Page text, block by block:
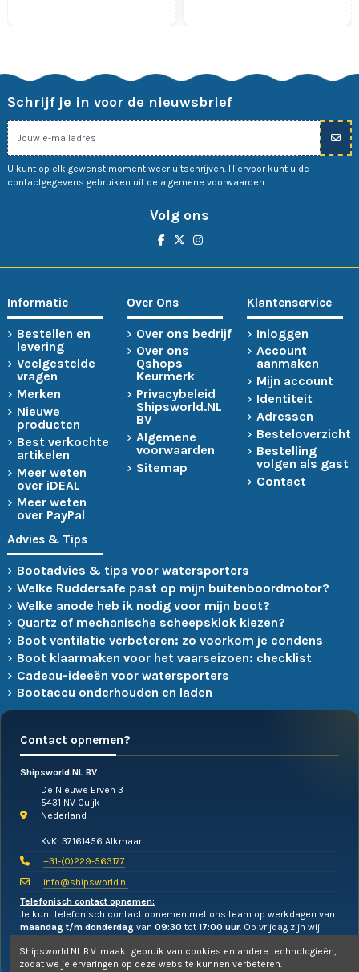
Schrijf je in voor de nieuwsbrief
U kunt op elk gewenst moment weer uitschrijven. Hiervoor kunt u de
contactgegevens gebruiken uit de algemene voorwaarden.
Volg ons
Informatie
Bestellen en
levering
Veelgestelde
vragen
Merken
Nieuwe
producten
Best verkochte
artikelen
Meer weten
over iDEAL
Meer weten
over PayPal
Over Ons
Over ons bedrijf
Over ons
Qshops
Keurmerk
Privacybeleid
Shipsworld.NL
BV
Algemene
voorwaarden
Sitemap
Klantenservice
Inloggen
Account
aanmaken
Mijn account
Identiteit
Adressen
Besteloverzicht
Bestelling
volgen als gast
Contact
Advies & Tips
Bootadvies & tips voor watersporters
Welke Ruddersafe past op mijn buitenboordmotor?
Welke anode heb ik nodig voor mijn boot?
Quartz of mechanische scheepsklok kiezen?
Boot ventilatie verbeteren: zo voorkom je condens
Boot klaarmaken voor het vaarseizoen: checklist
Cadeau-ideeën voor watersporters
Bootaccu onderhouden en laden
Contact opnemen?
Shipsworld.NL BV
De Nieuwe Erven 3
5431 NV Cuijk
Nederland
KvK: 37161456 Alkmaar
+31-(0)229-563177
info@shipsworld.nl
Telefonisch contact opnemen:
Je kunt telefonisch contact opnemen met ons team op werkdagen van
maandag t/m donderdag van 09:30 tot 17:00 uur. Op vrijdag zijn wij
Shipsworld.NL B.V. maakt gebruik van cookies en andere technologieën,
zodat we je ervaringen op deze website kunnen verbeteren.